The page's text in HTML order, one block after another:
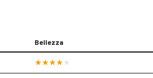
Bellezza